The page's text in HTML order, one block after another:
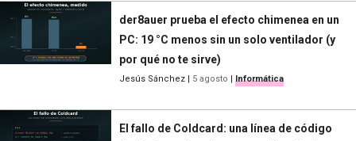
der8auer prueba el efecto chimenea en un
PC: 19 °C menos sin un solo ventilador (y
por qué no te sirve)
Jesús Sánchez 5 agosto Informática
El fallo de Coldcard: una línea de código